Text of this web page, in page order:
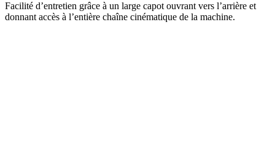
Facilité d’entretien grâce à un large capot ouvrant vers l’arrière et
donnant accès à l’entière chaîne cinématique de la machine.